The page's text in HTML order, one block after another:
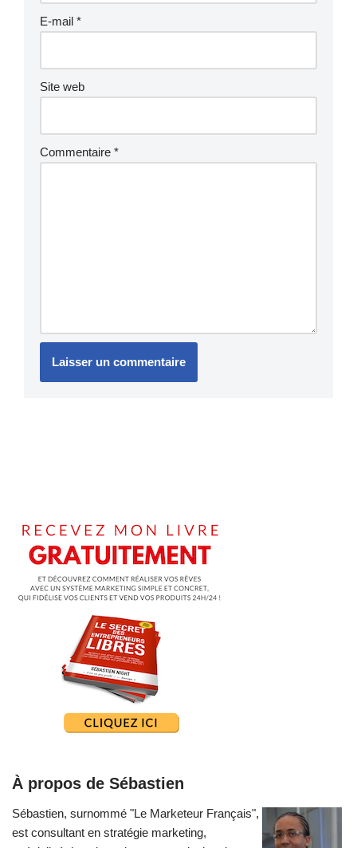
E-mail *
Site web
Commentaire *
À propos de Sébastien
Sébastien, surnommé "Le Marketeur Français",
est consultant en stratégie marketing,